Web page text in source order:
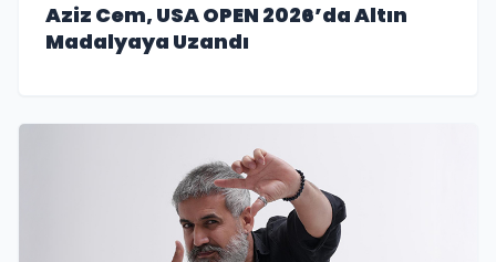
Aziz Cem, USA OPEN 2026’da Altın
Madalyaya Uzandı